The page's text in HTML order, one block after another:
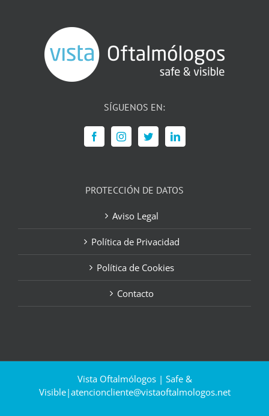
SÍGUENOS EN:
PROTECCIÓN DE DATOS
Aviso Legal
Política de Privacidad
Política de Cookies
Contacto
Vista Oftalmólogos | Safe &
Visible|atencioncliente@vistaoftalmologos.net